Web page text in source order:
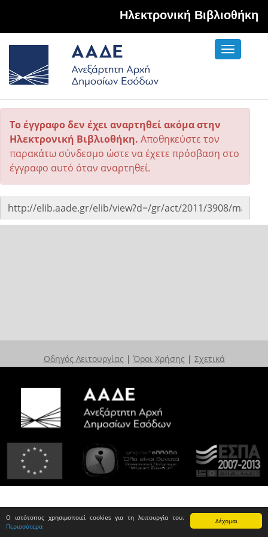
Δέχομαι
Ο ιστότοπος χρησιμοποιεί cookies για τη λειτουργία του.
Περισσότερα
Hλεκτρονική Βιβλιοθήκη
Toggle
Το έγγραφο δεν έχει αναρτηθεί ακόμα στην
Ηλεκτρονική Βιβλιοθήκη. Αποθηκεύστε τον
παρακάτω σύνδεσμο ώστε να έχετε πρόσβαση στο
έγγραφο αυτό όταν αναρτηθεί.
Οδηγός Λειτουργίας | Όροι Χρήσης | Σχετικά